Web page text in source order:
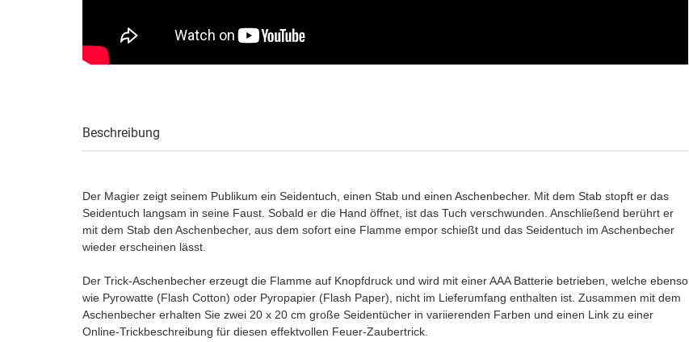
Beschreibung
Der Magier zeigt seinem Publikum ein Seidentuch, einen Stab und einen Aschenbecher. Mit dem Stab stopft er das
Seidentuch langsam in seine Faust. Sobald er die Hand öffnet, ist das Tuch verschwunden. Anschließend berührt er
mit dem Stab den Aschenbecher, aus dem sofort eine Flamme empor schießt und das Seidentuch im Aschenbecher
wieder erscheinen lässt.
Der Trick-Aschenbecher erzeugt die Flamme auf Knopfdruck und wird mit einer AAA Batterie betrieben, welche ebenso
wie Pyrowatte (Flash Cotton) oder Pyropapier (Flash Paper), nicht im Lieferumfang enthalten ist. Zusammen mit dem
Aschenbecher erhalten Sie zwei 20 x 20 cm große Seidentücher in variierenden Farben und einen Link zu einer
Online-Trickbeschreibung für diesen effektvollen Feuer-Zaubertrick.